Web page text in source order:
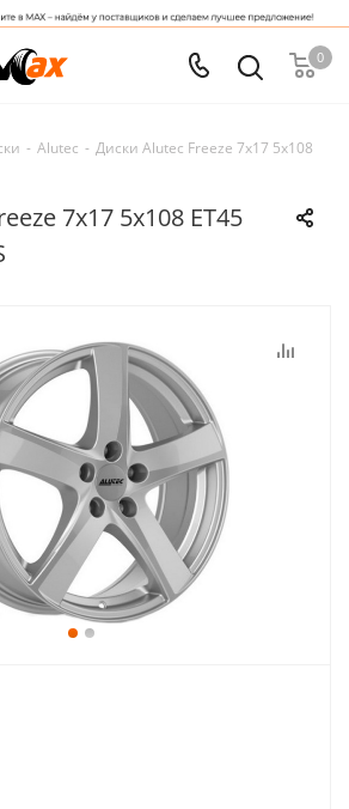
0
- Alutec - Диски Alutec Freeze 7x17 5x108
7x17 5x108 ET45